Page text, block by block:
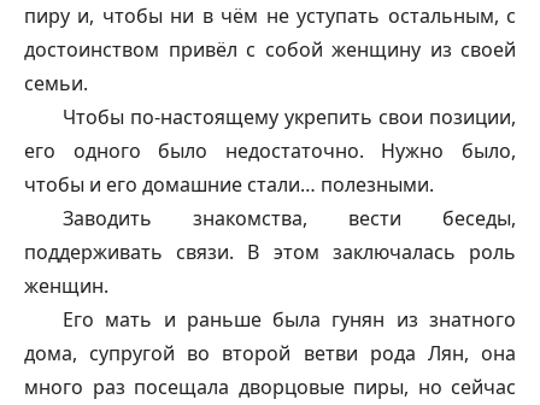
пиру и, чтобы ни в чём не уступать остальным, с
достоинством привёл с собой женщину из своей
семьи.
Чтобы по-настоящему укрепить свои позиции,
его одного было недостаточно. Нужно было,
чтобы и его домашние стали… полезными.
Заводить знакомства, вести беседы,
поддерживать связи. В этом заключалась роль
женщин.
Его мать и раньше была гунян из знатного
дома, супругой во второй ветви рода Лян, она
много раз посещала дворцовые пиры, но сейчас